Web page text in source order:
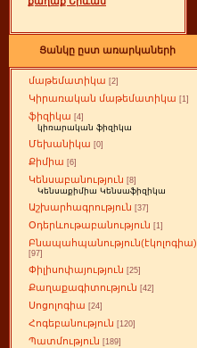
Ցանկը ըստ առարկաների
մաթեմատիկա [2]
Կիրառական մաթեմատիկա [1]
ֆիզիկա [4]
կիռարական ֆիզիկա
Մեխանիկա [0]
Քիմիա [6]
Կենսաբանություն [8]
Կենսաքիմիա Կենսաֆիզիկա
Աշխարհագրություն [37]
Օդերևութաբանություն [1]
Բնապահպանություն(էկոլոգիա)
[97]
Փիլիսոփայություն [25]
Քաղաքագիտություն [42]
Սոցոլոգիա [24]
Հոգեբանություն [120]
Պատմություն [189]